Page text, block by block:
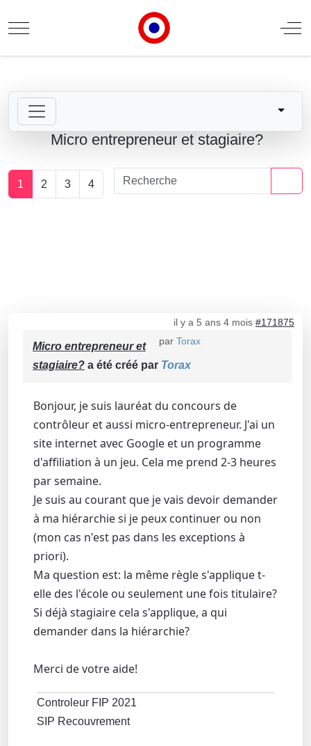
Mobile Menu Toggle Off-
Micro entrepreneur et stagiaire?
1 2 3 4
il y a 5 ans 4 mois #171875
par Torax
Micro entrepreneur et
stagiaire? a été créé par Torax
Bonjour, je suis lauréat du concours de
contrôleur et aussi micro-entrepreneur. J'ai un
site internet avec Google et un programme
d'affiliation à un jeu. Cela me prend 2-3 heures
par semaine.
Je suis au courant que je vais devoir demander
à ma hiérarchie si je peux continuer ou non
(mon cas n'est pas dans les exceptions à
priori).
Ma question est: la même règle s'applique t-
elle des l'école ou seulement une fois titulaire?
Si déjà stagiaire cela s'applique, a qui
demander dans la hiérarchie?
Merci de votre aide!
Controleur FIP 2021
SIP Recouvrement